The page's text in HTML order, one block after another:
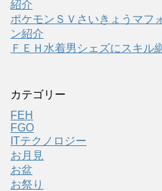
紹介
ポケモンＳＶさいきょうマフ
ン紹介
ＦＥＨ水着男シェズにスキル
カテゴリー
FEH
FGO
ITテクノロジー
お月見
お盆
お祭り